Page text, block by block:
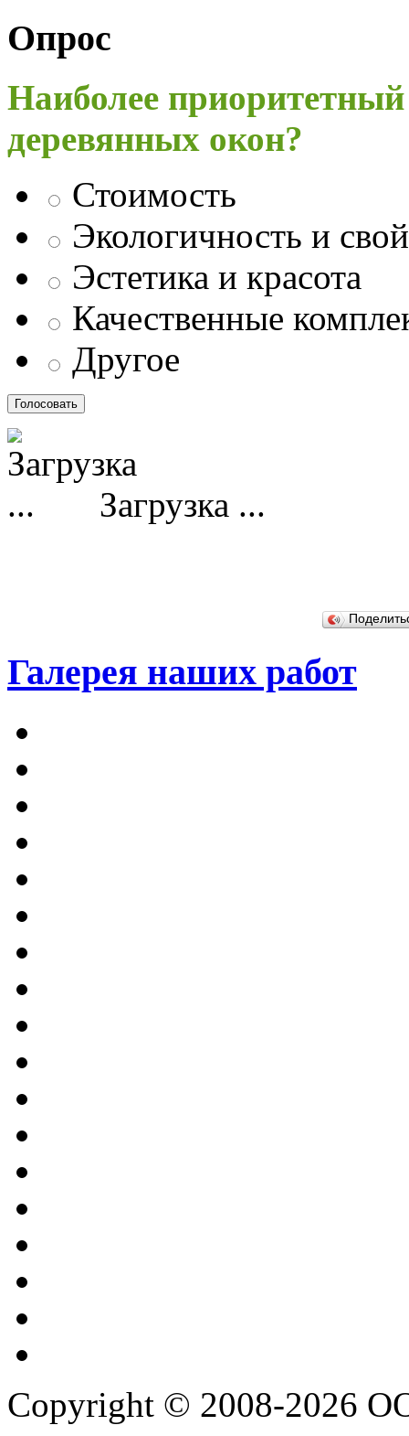
Опрос
Наиболее
деревянных окон?
Стоимость
Экологичность и
Эстетика и красота
Качественные
Другое
Загрузка ...
Галерея наших работ
Copyright © 2008-2026